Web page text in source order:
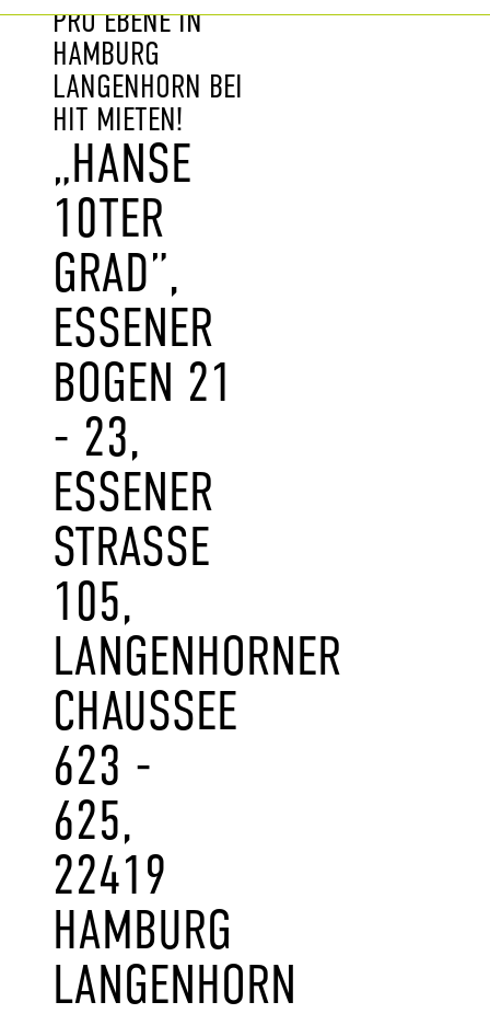
PRO EBENE IN
HAMBURG
LANGENHORN BEI
HIT MIETEN!
„HANSE
10TER
GRAD”,
ESSENER
BOGEN 21
- 23,
ESSENER
STRASSE 1
05, L
ANGENHORNER C
HAUSSEE 6
23 - 6
25, 2
2419 H
AMBURG L
ANGENHORN